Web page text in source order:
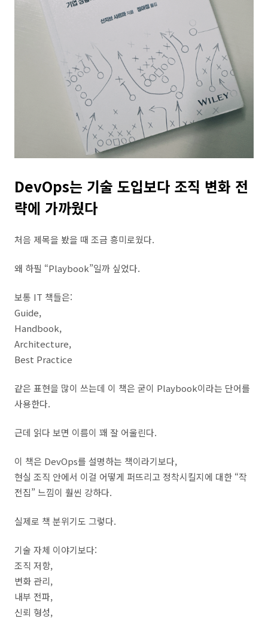
DevOps는 기술 도입보다 조직 변화 전
략에 가까웠다
처음 제목을 봤을 때 조금 흥미로웠다.
왜 하필 “Playbook”일까 싶었다.
보통 IT 책들은:
Guide,
Handbook,
Architecture,
Best Practice
같은 표현을 많이 쓰는데 이 책은 굳이 Playbook이라는 단어를
사용한다.
근데 읽다 보면 이름이 꽤 잘 어울린다.
이 책은 DevOps를 설명하는 책이라기보다,
현실 조직 안에서 이걸 어떻게 퍼뜨리고 정착시킬지에 대한 “작
전집” 느낌이 훨씬 강하다.
실제로 책 분위기도 그렇다.
기술 자체 이야기보다:
조직 저항,
변화 관리,
내부 전파,
신뢰 형성,